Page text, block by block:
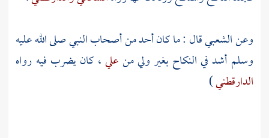
وعنالشعبيقال : ما كان أحد من أصحاب النبي صلى الله عليه
وسلم أشد في النكاح بغير ولي منعلي، كان يضرب فيه رواه
الدارقطني)